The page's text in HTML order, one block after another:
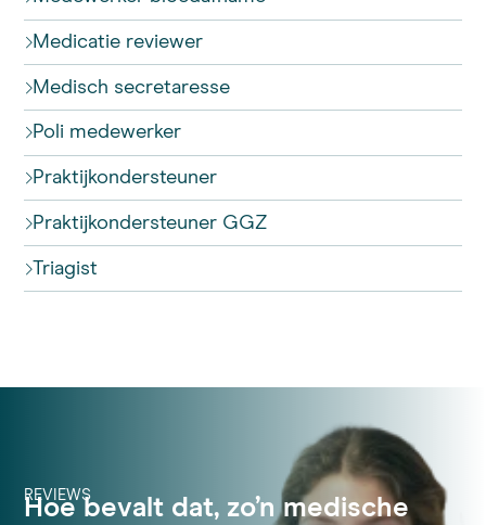
Medicatie reviewer
Medisch secretaresse
Poli medewerker
Praktijkondersteuner
Praktijkondersteuner GGZ
Triagist
REVIEWS
Hoe bevalt dat, zo’n medische